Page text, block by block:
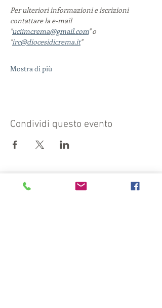
Per ulteriori informazioni e iscrizioni
contattare la e-mail
"uciimcrema@gmail.com" o
"irc@diocesidicrema.it"
Mostra di più
Condividi questo evento